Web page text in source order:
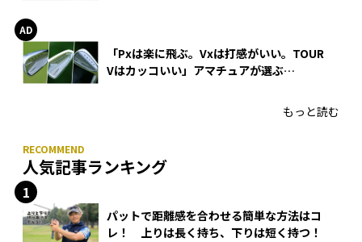
「Pxは楽に飛ぶ。Vxは打感がいい。TOUR
Vはカッコいい」アマチュアが選ぶ
もっと読む
人気記事ランキング
パットで距離感を合わせる簡単な方法はコ
レ！ 上りは長く持ち、下りは短く持つ！